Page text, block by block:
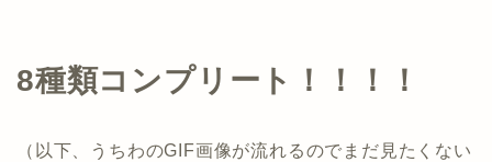
8種類コンプリート！！！！
（以下、うちわのGIF画像が流れるのでまだ見たくない